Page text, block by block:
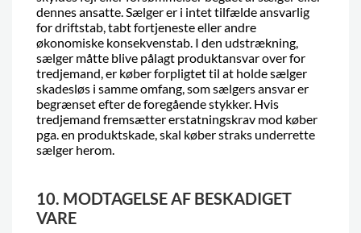
dennes ansatte. Sælger er i intet tilfælde ansvarlig
for driftstab, tabt fortjeneste eller andre
økonomiske konsekvenstab. I den udstrækning,
sælger måtte blive pålagt produktansvar over for
tredjemand, er køber forpligtet til at holde sælger
skadesløs i samme omfang, som sælgers ansvar er
begrænset efter de foregående stykker. Hvis
tredjemand fremsætter erstatningskrav mod køber
pga. en produktskade, skal køber straks underrette
sælger herom.
10. MODTAGELSE AF BESKADIGET
VARE